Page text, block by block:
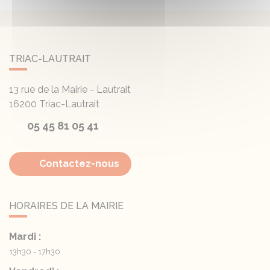
TRIAC-LAUTRAIT
13 rue de la Mairie - Lautrait
16200 Triac-Lautrait
05 45 81 05 41
Contactez-nous
HORAIRES DE LA MAIRIE
Mardi :
13h30 - 17h30